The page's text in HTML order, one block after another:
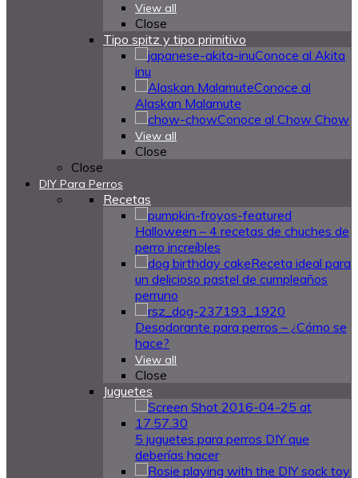
View all
Close
Tipo spitz y tipo primitivo
Conoce al Akita
inu
Conoce al
Alaskan Malamute
Conoce al Chow Chow
View all
Close
Close
DIY Para Perros
Recetas
Halloween – 4 recetas de chuches de
perro increíbles
Receta ideal para
un delicioso pastel de cumpleaños
perruno
Desodorante para perros – ¿Cómo se
hace?
View all
Close
Juguetes
5 juguetes para perros DIY que
deberías hacer